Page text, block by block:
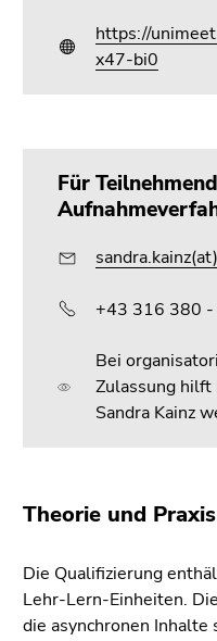
https://
x47-bi0
Für
+43 316 380
Bei
Zulassung hilft
Sandra Kainz
Theorie und
Die Qualifizierung
Lehr-Lern-Einheiten.
die asynchronen